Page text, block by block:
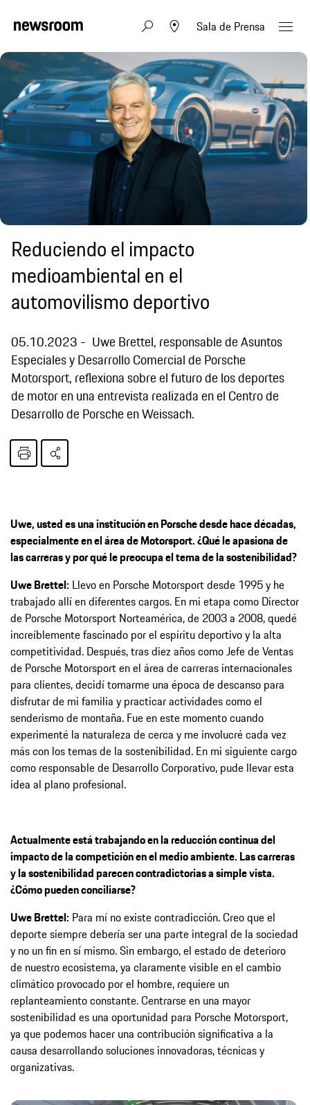
Sala de Prensa
Reduciendo el impacto
medioambiental en el
automovilismo deportivo
05.10.2023
Uwe Brettel, responsable de Asuntos
Especiales y Desarrollo Comercial de Porsche
Motorsport, reflexiona sobre el futuro de los deportes
de motor en una entrevista realizada en el Centro de
Desarrollo de Porsche en Weissach.
Uwe, usted es una institución en Porsche desde hace décadas,
especialmente en el área de Motorsport. ¿Qué le apasiona de
las carreras y por qué le preocupa el tema de la sostenibilidad?
Uwe Brettel: Llevo en Porsche Motorsport desde 1995 y he
trabajado allí en diferentes cargos. En mi etapa como Director
de Porsche Motorsport Norteamérica, de 2003 a 2008, quedé
increíblemente fascinado por el espíritu deportivo y la alta
competitividad. Después, tras diez años como Jefe de Ventas
de Porsche Motorsport en el área de carreras internacionales
para clientes, decidí tomarme una época de descanso para
disfrutar de mi familia y practicar actividades como el
senderismo de montaña. Fue en este momento cuando
experimenté la naturaleza de cerca y me involucré cada vez
más con los temas de la sostenibilidad. En mi siguiente cargo
como responsable de Desarrollo Corporativo, pude llevar esta
idea al plano profesional.
Actualmente está trabajando en la reducción continua del
impacto de la competición en el medio ambiente. Las carreras
y la sostenibilidad parecen contradictorias a simple vista.
¿Cómo pueden conciliarse?
Uwe Brettel: Para mí no existe contradicción. Creo que el
deporte siempre debería ser una parte integral de la sociedad
y no un fin en sí mismo. Sin embargo, el estado de deterioro
de nuestro ecosistema, ya claramente visible en el cambio
climático provocado por el hombre, requiere un
replanteamiento constante. Centrarse en una mayor
sostenibilidad es una oportunidad para Porsche Motorsport,
ya que podemos hacer una contribución significativa a la
causa desarrollando soluciones innovadoras, técnicas y
organizativas.